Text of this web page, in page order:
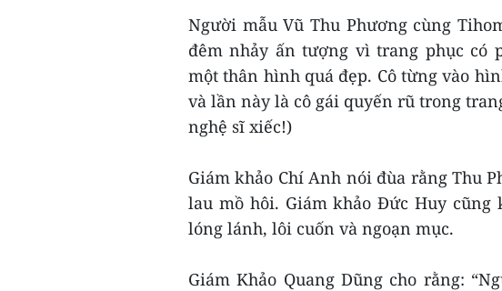
Người mẫu Vũ Thu Phương cùng
đêm nhảy ấn tượng vì trang phục có
một thân hình quá đẹp. Cô từng vào
và lần này là cô gái quyến rũ trong
nghệ sĩ xiếc!)
Giám khảo Chí Anh nói đùa rằng Thu
lau mồ hôi. Giám khảo Đức Huy cũng
lóng lánh, lôi cuốn và ngoạn mục.
Giám Khảo Quang Dũng cho rằng: